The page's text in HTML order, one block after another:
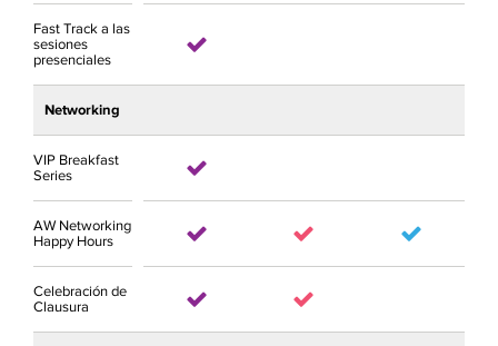
Fast Track a las
sesiones
presenciales
Networking
VIP Breakfast
Series
AW Networking
Happy Hours
Celebración de
Clausura